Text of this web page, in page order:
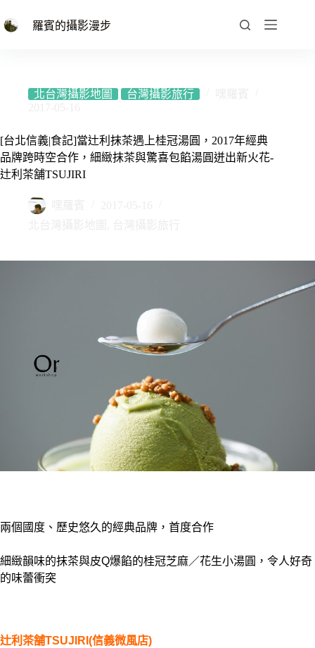
至
羅賓的攝影漫步
北台灣攝影地圖 台灣攝影旅行
[台北信義|食記]當辻利抹茶遇上桂冠湯圓，2017年經典
品牌跨時空合作，細緻抹茶與驚喜包餡湯圓迸出新火花-
辻利茶舗TSUJIRI
兩個國度、歷史悠久的經典品牌，首度合作
細緻韻味的抹茶與皮Q爆餡的桂冠芝麻／花生小湯圓，令人好奇
的味蕾衝突
辻利茶舗TSUJIRI(信義微風店)